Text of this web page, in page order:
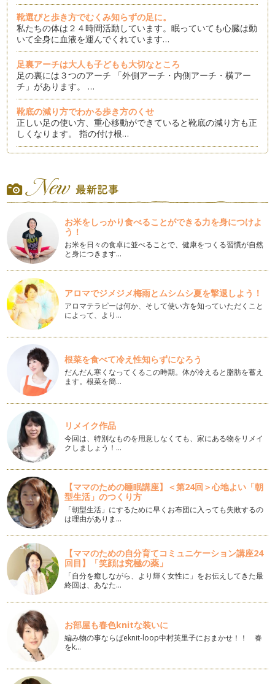
靴選びと歩き方でむくみ知らずの足に。
私たちの体は２４時間活動しています。眠っていても心臓は動
いて全身に血液を運んでくれています…
足裏アーチは大人も子どもも大切なところ
足の裏には３つのアーチ 「外側アーチ・内側アーチ・横アー
チ」があります。 …
靴底の減り方でわかる歩き方のくせ
正しい足の使い方、重心移動ができていると靴底の減り方も正
しくなります。 指の付け根…
歩き方 「エクササイズウォ…
歩き方でダイエット～日常歩き編～
本屋さんやインターネットを見ると、ダイエットの情報は本当
にたくさんあることがわかります。 …
ママの久しぶりハイヒール～選び方～
どんな靴でもそうですが、ハイヒールは特に「足にしっかりフ
ィットする」ことが大切です。 …
入園・卒園、結婚式、ママの久しぶりハイヒール♪
ママになるとハイヒールからは離れて、スニーカーやローヒー
ルの出番が増えます。 お友…
ハッピーを目指す姿勢♪～心と体のつながり～
落ち込んだり、悩んだりするとため息とともに前かがみに猫背
になりがち。 これは誰にで…
正しい歩き方のポイント③
いつもの歩き方、歩幅を意識したことはありますか？ 大股に
なりすぎたり、左右の幅が違…
正しい歩き方のポイント②
歩き方のポイント２つ目は「まっすぐのラインに沿って歩く」
です。 まっすぐ歩くなんて…
正しい歩き方のポイント①
「歩く」ことはほとんど意識しないで毎日行っている行為で
す。 でも、「意識して歩く」…
ブーツの季節♪
少し前まで｢夏日」なんて言葉が聞かれていたのに、あっとい
う間に秋も深まりもう１１月。今年も…
気になる不調は姿勢の悪さが原因！？
メイクやスキンケア、ファッション、ヘアスタイル、ダイエッ
ト、女性はいろいろなことにこだわっ…
正しい姿勢を知って本来の自分に♪心・体・見た目が変わりま
す。
「姿勢が悪いよ」、「姿勢を正して！」などど一度は言われた
ことがあると思います。 そ…
お米をしっかり食べることができる力を身につけよ
う！
お米を日々の食卓に並べることで、健康をつくる習慣が自然
と身につきます…
アロマでジメジメ梅雨とムシムシ夏を撃退しよう！
アロマテラピーは何か、そして使い方を知っていただくこと
によって、より…
根菜を食べて冷え性知らずになろう
だんだん寒くなってくるこの時期。体が冷えると脂肪を蓄え
ます。根菜を簡…
リメイク作品
今回は、特別なものを用意しなくても、家にある物をリメイ
クしましょう！…
【ママのための睡眠講座】＜第24回＞心地よい「朝
型生活」のつくり方
「朝型生活」にするために早くお布団に入っても失敗するの
は理由がありま…
【ママのための自分育てコミュニケーション講座24
回目】「笑顔は究極の薬」
「自分を癒しながら、より輝く女性に」をお伝えしてきた最
終回は、あなた…
お部屋も春色knitな装いに
編み物の事ならばeknit-loop中村英里子におまかせ！！ 春
をk…